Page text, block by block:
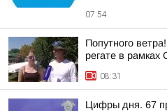
07:54
Попутного
регате в рамках
08:31
Цифры дня. 67